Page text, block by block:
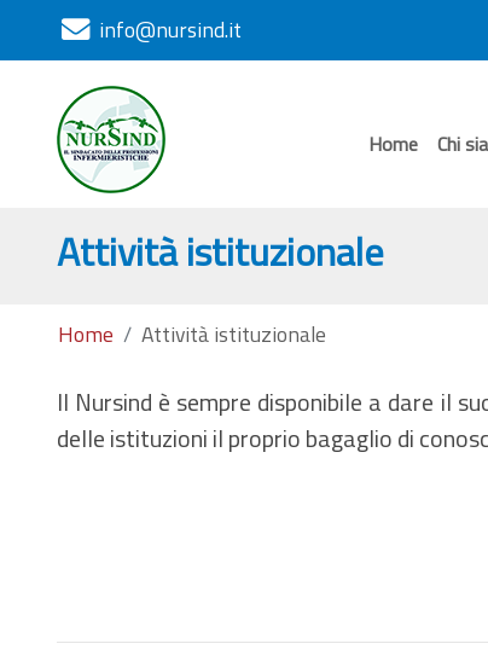
info@nursind.it
Home Chi
Attività istituzionale
Home Attività istituzionale
Il Nursind è sempre disponibile a dare il
delle istituzioni il proprio bagaglio di